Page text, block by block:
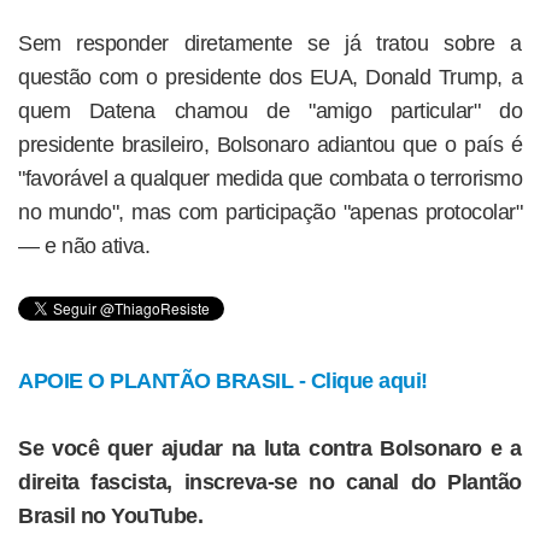
Sem responder diretamente se já tratou sobre a
questão com o presidente dos EUA, Donald Trump, a
quem Datena chamou de "amigo particular" do
presidente brasileiro, Bolsonaro adiantou que o país é
"favorável a qualquer medida que combata o terrorismo
no mundo", mas com participação "apenas protocolar"
— e não ativa.
APOIE O PLANTÃO BRASIL - Clique aqui!
Se você quer ajudar na luta contra Bolsonaro e a
direita fascista, inscreva-se no canal do Plantão
Brasil no YouTube.